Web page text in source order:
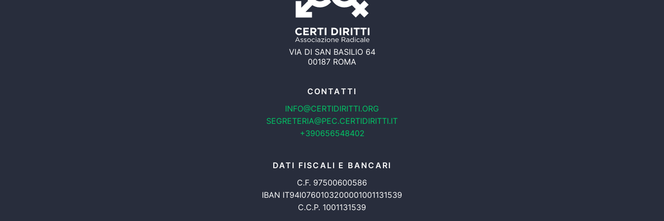
VIA DI SAN BASILIO 64
00187 ROMA
CONTATTI
INFO@CERTIDIRITTI.ORG
SEGRETERIA@PEC.CERTIDIRITTI.IT
+390656548402
DATI FISCALI E BANCARI
C.F. 97500600586
IBAN IT94I0760103200001001131539
C.C.P. 1001131539